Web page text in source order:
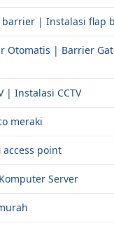
barrier | Instalasi flap
Otomatis | Barrier
| Instalasi CCTV
meraki
access point
Server